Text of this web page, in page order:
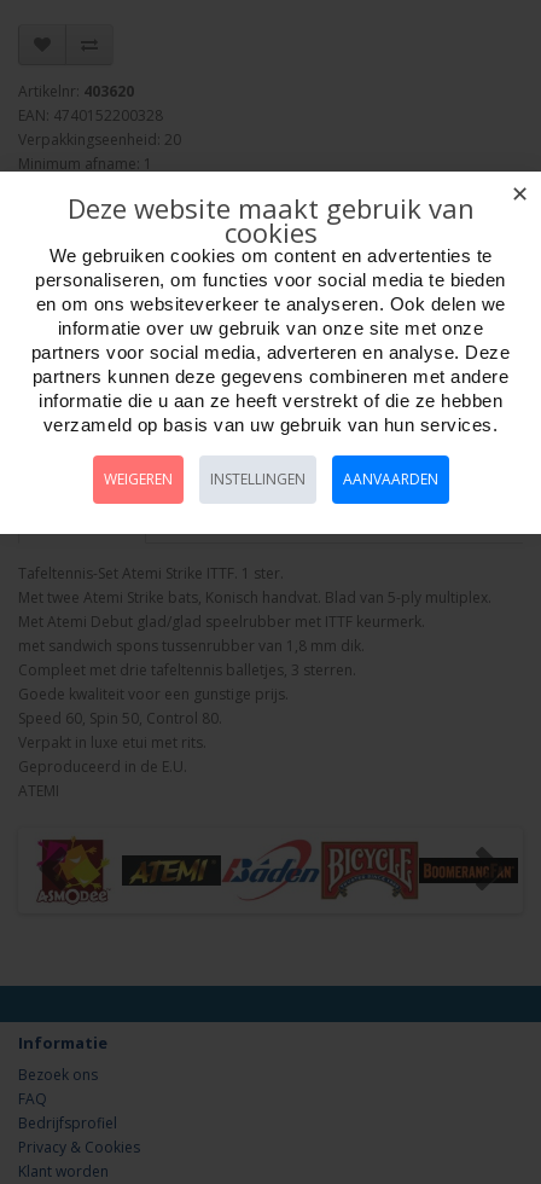
Artikelnr: 403620
EAN: 4740152200328
Verpakkingseenheid: 20
Minimum afname: 1
Aantal
Bestellen
Tafeltennis-Set Atemi Strike ITTF. 1 ster.
Met twee Atemi Strike bats, Konisch handvat. Blad van 5-ply multiplex.
Met Atemi Debut glad/glad speelrubber met ITTF keurmerk.
met sandwich spons tussenrubber van 1,8 mm dik.
Compleet met drie tafeltennis balletjes, 3 sterren.
Goede kwaliteit voor een gunstige prijs.
Speed 60, Spin 50, Control 80.
Verpakt in luxe etui met rits.
Geproduceerd in de E.U.
ATEMI
Informatie
Bezoek ons
FAQ
Bedrijfsprofiel
Privacy & Cookies
Klant worden
✕
Deze website maakt gebruik van
cookies
We gebruiken cookies om content en advertenties te
personaliseren, om functies voor social media te bieden
en om ons websiteverkeer te analyseren. Ook delen we
informatie over uw gebruik van onze site met onze
partners voor social media, adverteren en analyse. Deze
partners kunnen deze gegevens combineren met andere
informatie die u aan ze heeft verstrekt of die ze hebben
verzameld op basis van uw gebruik van hun services.
WEIGEREN INSTELLINGEN AANVAARDEN